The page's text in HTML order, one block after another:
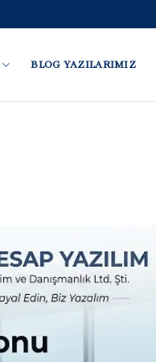
BLOG YAZILARIMIZ